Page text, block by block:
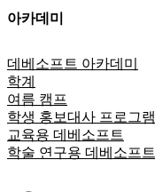
아카데미
데베소프트 아카데미
학계
여름 캠프
학생 홍보대사 프로그램
교육용 데베소프트
학술 연구용 데베소프트